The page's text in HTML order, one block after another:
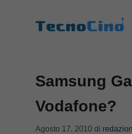
Samsung
Vodafone?
Agosto 17, 2010 di